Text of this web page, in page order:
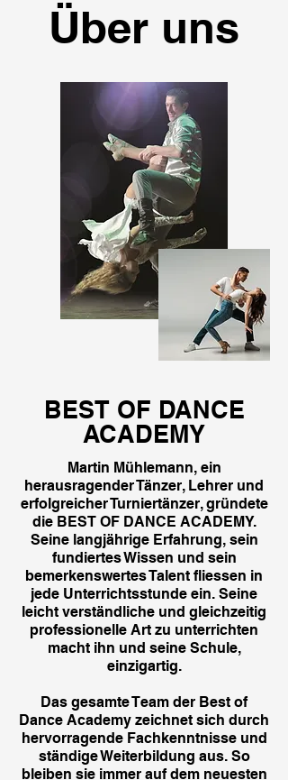
Über uns
BEST OF DANCE
ACADEMY
Martin Mühlemann, ein
herausragender Tänzer, Lehrer und
erfolgreicher Turniertänzer, gründete
die BEST OF DANCE ACADEMY.
Seine langjährige Erfahrung, sein
fundiertes Wissen und sein
bemerkenswertes Talent fliessen in
jede Unterrichtsstunde ein. Seine
leicht verständliche und gleichzeitig
professionelle Art zu unterrichten
macht ihn und seine Schule,
einzigartig.
Das gesamte Team der Best of
Dance Academy zeichnet sich durch
hervorragende Fachkenntnisse und
ständige Weiterbildung aus. So
bleiben sie immer auf dem neuesten